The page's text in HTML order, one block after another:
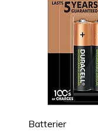
Batterier